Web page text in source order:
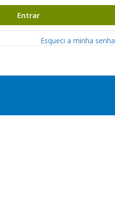
Entrar
Esqueci a minha senha